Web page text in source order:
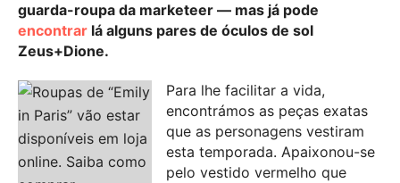
guarda-roupa da marketeer — mas já pode
encontrar lá alguns pares de óculos de sol
Zeus+Dione.
Para lhe facilitar a vida,
encontrámos as peças exatas
que as personagens vestiram
esta temporada. Apaixonou-se
pelo vestido vermelho que